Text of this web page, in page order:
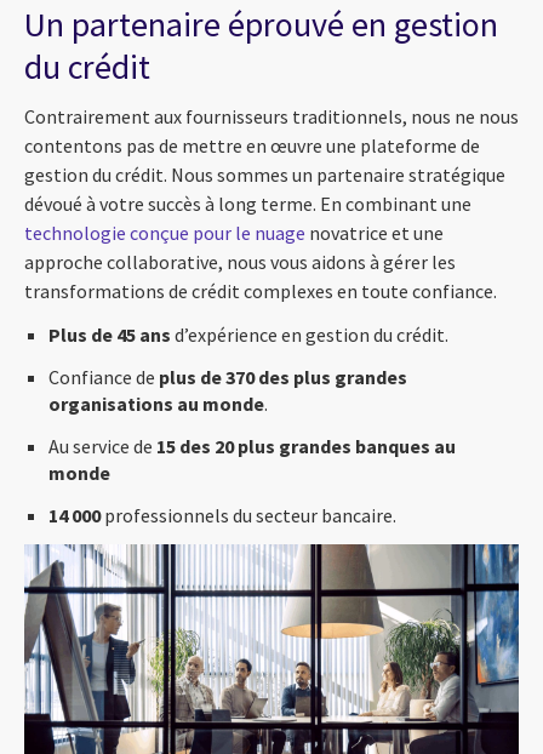
Un partenaire éprouvé en gestion
du crédit
Contrairement aux fournisseurs traditionnels, nous ne nous
contentons pas de mettre en œuvre une plateforme de
gestion du crédit. Nous sommes un partenaire stratégique
dévoué à votre succès à long terme. En combinant une
technologie conçue pour le nuage novatrice et une
approche collaborative, nous vous aidons à gérer les
transformations de crédit complexes en toute confiance.
Plus de 45 ans d’expérience en gestion du crédit.
Confiance de plus de 370 des plus grandes
organisations au monde.
Au service de 15 des 20 plus grandes banques au
monde
14 000professionnels du secteur bancaire.